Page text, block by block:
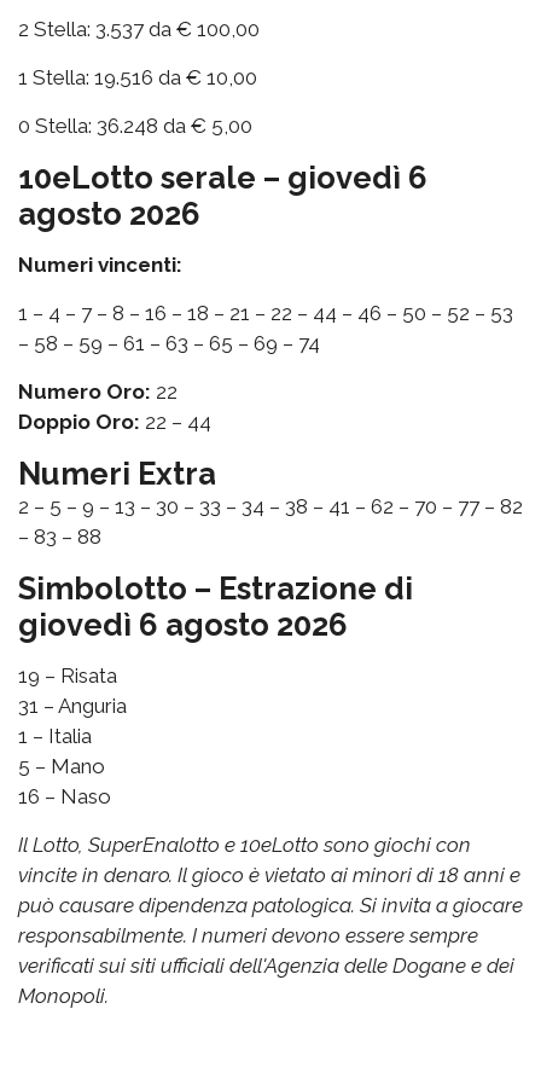
2 Stella: 3.537 da € 100,00
1 Stella: 19.516 da € 10,00
0 Stella: 36.248 da € 5,00
10eLotto serale – giovedì 6
agosto 2026
Numeri vincenti:
1 – 4 – 7 – 8 – 16 – 18 – 21 – 22 – 44 – 46 – 50 – 52 – 53
– 58 – 59 – 61 – 63 – 65 – 69 – 74
Numero Oro: 22
Doppio Oro: 22 – 44
Numeri Extra
2 – 5 – 9 – 13 – 30 – 33 – 34 – 38 – 41 – 62 – 70 – 77 – 82
– 83 – 88
Simbolotto – Estrazione di
giovedì 6 agosto 2026
19 – Risata
31 – Anguria
1 – Italia
5 – Mano
16 – Naso
Il Lotto, SuperEnalotto e 10eLotto sono giochi con
vincite in denaro. Il gioco è vietato ai minori di 18 anni e
può causare dipendenza patologica. Si invita a giocare
responsabilmente. I numeri devono essere sempre
verificati sui siti ufficiali dell'Agenzia delle Dogane e dei
Monopoli.